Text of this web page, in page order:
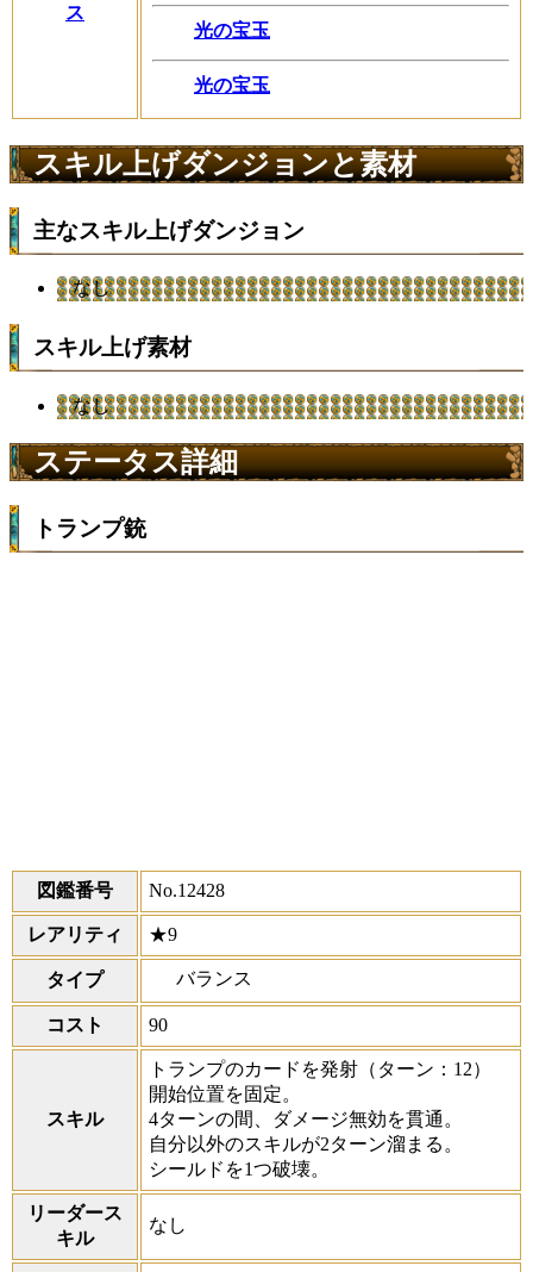
ス
光の宝玉
光の宝玉
スキル上げダンジョンと素材
主なスキル上げダンジョン
なし
スキル上げ素材
なし
ステータス詳細
トランプ銃
図鑑番号 No.12428
レアリティ ★9
タイプ バランス
コスト 90
スキル
トランプのカードを発射 （ターン：12）
開始位置を固定。
4ターンの間、ダメージ無効を貫通。
自分以外のスキルが2ターン溜まる。
シールドを1つ破壊。
リーダース
キル
なし